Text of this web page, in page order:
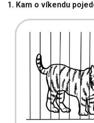
1. Kam o víkendu